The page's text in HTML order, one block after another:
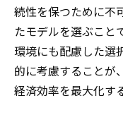
コピー機
地域特性
コピー機
経済効率
奥州市で知
続性を保つために不
たモデルを選ぶこと
環境にも配慮した選
的に考慮することが
経済効率を最大化す